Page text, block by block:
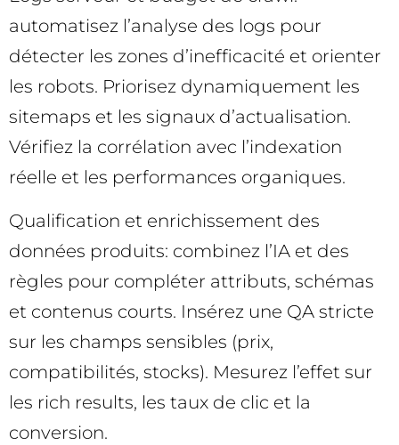
automatisez l’analyse des logs pour
détecter les zones d’inefficacité et orienter
les robots. Priorisez dynamiquement les
sitemaps et les signaux d’actualisation.
Vérifiez la corrélation avec l’indexation
réelle et les performances organiques.
Qualification et enrichissement des
données produits: combinez l’IA et des
règles pour compléter attributs, schémas
et contenus courts. Insérez une QA stricte
sur les champs sensibles (prix,
compatibilités, stocks). Mesurez l’effet sur
les rich results, les taux de clic et la
conversion.